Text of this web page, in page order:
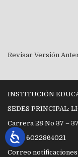
Revisar Versión
INSTITUCIÓN
SEDES PRINCIPAL:
Carrera 28 No 37 –
PBX.: 6022864021
Correo